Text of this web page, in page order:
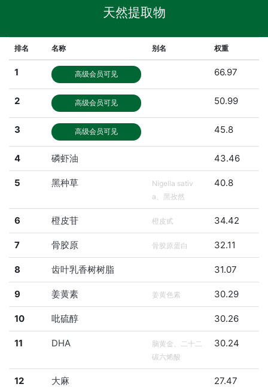
天然提取物
排名 名称 别名 权重
1 高级会员可见 66.97
2 高级会员可见 50.99
3 高级会员可见 45.8
4 磷虾油 43.46
5 黑种草
Nigella sativ
a、黑孜然
40.8
6 橙皮苷 橙皮甙 34.42
7 骨胶原 骨胶原蛋白 32.11
8 齿叶乳香树树脂 31.07
9 姜黄素 姜黄色素 30.29
10 吡硫醇 30.26
11 DHA
脑黄金、二十二
碳六烯酸
30.24
12 大麻 27.47